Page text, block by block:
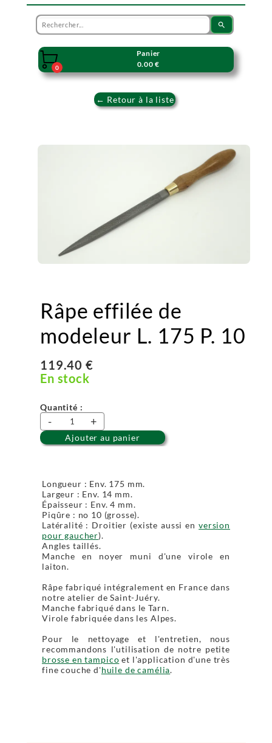
search

0
Panier
0.00 €
← Retour à la liste
Râpe effilée de
modeleur L. 175 P. 10
119.40 €
En stock
Quantité :
- +
Ajouter au panier
Longueur : Env. 175 mm.
Largeur : Env. 14 mm.
Épaisseur : Env. 4 mm.
Piqûre : no 10 (grosse).
Latéralité : Droitier (existe aussi enversion
pour gaucher).
Angles taillés.
Manche en noyer muni d'une virole en
laiton.
Râpe fabriqué intégralement en France dans
notre atelier de Saint-Juéry.
Manche fabriqué dans le Tarn.
Virole fabriquée dans les Alpes.
Pour le nettoyage et l'entretien, nous
recommandons l'utilisation de notre petite
brosse en tampico et l'application d'une très
fine couche d'huile de camélia.